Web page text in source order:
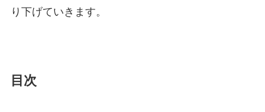
り下げていきます。
目次